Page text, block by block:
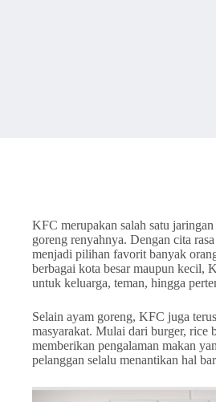
KFC merupakan salah satu
goreng renyahnya. Dengan cita
menjadi pilihan favorit banyak
berbagai kota besar maupun kecil,
untuk keluarga, teman, hingga
Selain ayam goreng, KFC juga
masyarakat. Mulai dari burger, rice
memberikan pengalaman makan
pelanggan selalu menantikan hal